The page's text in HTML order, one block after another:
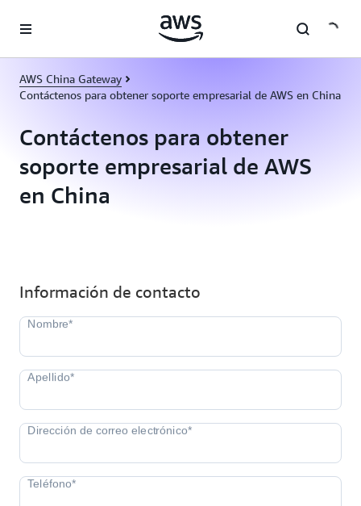
AWS China Gateway
Contáctenos para obtener soporte empresarial de AWS en China
Contáctenos para obtener
soporte empresarial de AWS
en China
Información de contacto